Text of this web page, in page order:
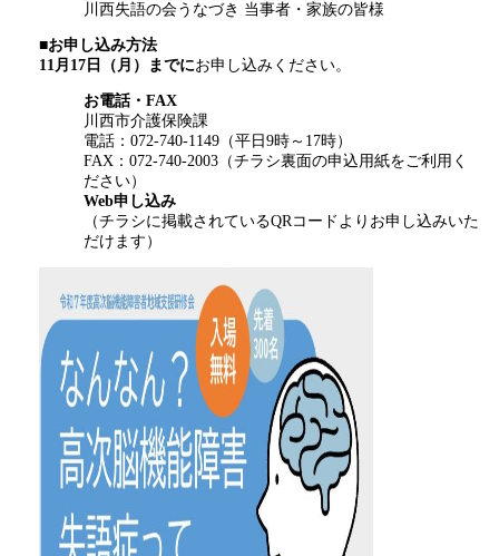
川西失語の会うなづき 当事者・家族の皆様
■お申し込み方法
11月17日（月）までにお申し込みください。
お電話・FAX
川西市介護保険課
電話：072-740-1149（平日9時～17時）
FAX：072-740-2003（チラシ裏面の申込用紙をご利用く
ださい）
Web申し込み
（チラシに掲載されているQRコードよりお申し込みいた
だけます）